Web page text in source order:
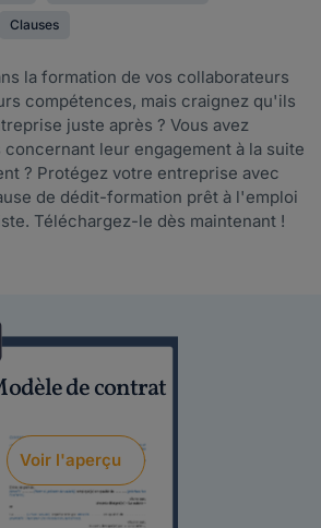
de contrat
Voir l'aperçu
Clauses
la formation de vos collaborateurs
compétences, mais craignez qu'ils
juste après ? Vous avez
leur engagement à la suite
? Protégez votre entreprise avec
de dédit-formation prêt à l'emploi
Téléchargez-le dès maintenant !